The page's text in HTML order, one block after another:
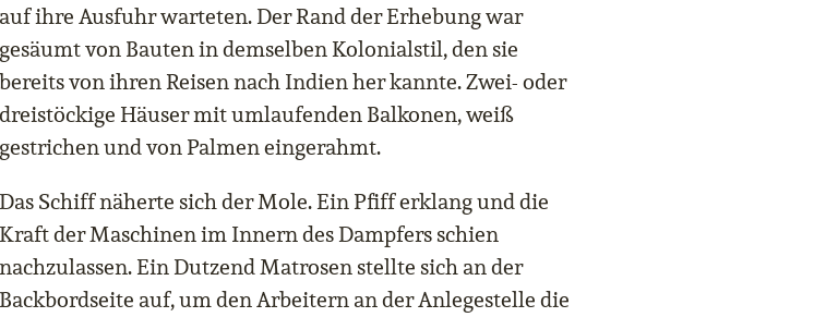
auf ihre Ausfuhr warteten. Der Rand der Erhebung war
gesäumt von Bauten in demselben Kolonialstil, den sie
bereits von ihren Reisen nach Indien her kannte. Zwei- oder
dreistöckige Häuser mit umlaufenden Balkonen, weiß
gestrichen und von Palmen eingerahmt.
Das Schiff näherte sich der Mole. Ein Pfiff erklang und die
Kraft der Maschinen im Innern des Dampfers schien
nachzulassen. Ein Dutzend Matrosen stellte sich an der
Backbordseite auf, um den Arbeitern an der Anlegestelle die